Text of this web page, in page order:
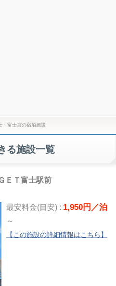
・富士宮の宿泊施設
る施設一覧
ＥＴ富士駅前
最安料金(目安) : 1,950円／泊
～
【この施設の詳細情報はこちら】